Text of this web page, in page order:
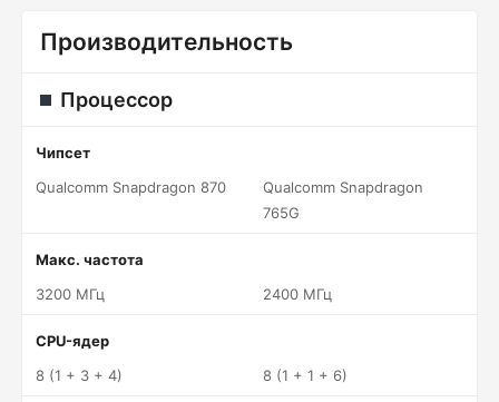
Производительность
Процессор
Чипсет
Qualcomm Snapdragon 870
Qualcomm Snapdragon
765G
Макс. частота
3200 МГц
2400 МГц
CPU-ядер
8 (1 + 3 + 4)
8 (1 + 1 + 6)